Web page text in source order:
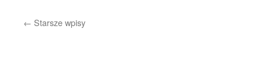
← Starsze wpisy